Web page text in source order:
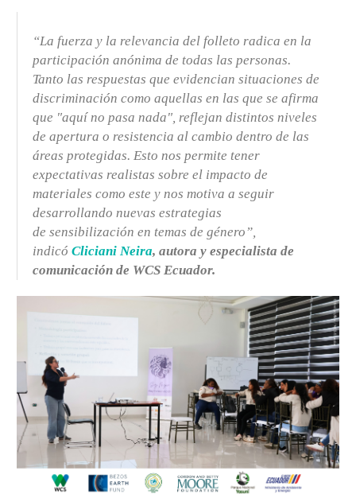
“La fuerza y la relevancia del folleto radica en la
participación anónima de todas las personas.
Tanto las respuestas que evidencian situaciones de
discriminación como aquellas en las que se afirma
que "aquí no pasa nada", reflejan distintos niveles
de apertura o resistencia al cambio dentro de las
áreas protegidas. Esto nos permite tener
expectativas realistas sobre el impacto de
materiales como este y nos motiva a seguir
desarrollando nuevas estrategias
de sensibilización en temas de género”,
indicó Cliciani Neira, autora y especialista de
comunicación de WCS Ecuador.